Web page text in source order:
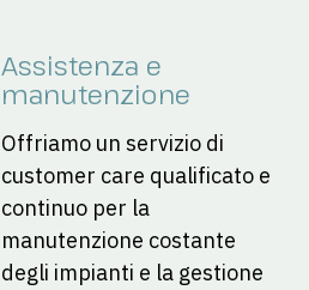
Assistenza e
manutenzione
Offriamo un servizio di
customer care qualificato e
continuo per la
manutenzione costante
degli impianti e la gestione